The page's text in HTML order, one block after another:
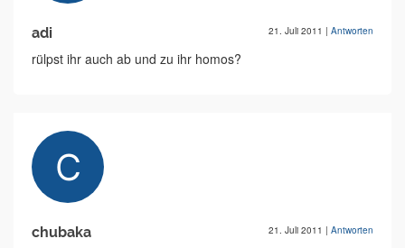
adi 21. Juli 2011 | Antworten
rülpst ihr auch ab und zu ihr homos?
chubaka 21. Juli 2011 | Antworten